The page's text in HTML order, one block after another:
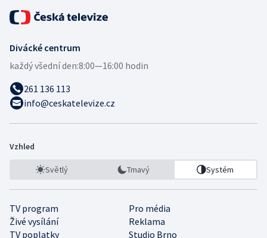
Divácké centrum
každý všední den:8:00—16:00 hodin
261 136 113
info@ceskatelevize.cz
Vzhled
Světlý Tmavý Systém
TV program
Pro média
Živé vysílání
Reklama
TV poplatky
Studio Brno